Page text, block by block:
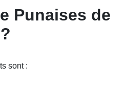
Punaises de
sont :